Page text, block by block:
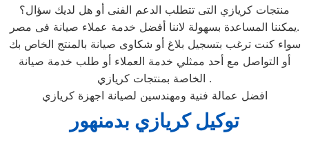
منتجات كريازي التى تتطلب الدعم الفنى أو هل لديك سؤال؟
يمكننا المساعدة بسهولة لاننا أفضل خدمة عملاء صيانة فى مصر.
سواء كنت ترغب بتسجيل بلاغ أو شكاوى صيانة بالمنتج الخاص بك
أو التواصل مع أحد ممثلي خدمة العملاء أو طلب خدمة صيانة
الخاصة بمنتجات كريازي .
افضل عمالة فنية ومهندسين لصيانة اجهزة كريازي
توكيل كريازي بدمنهور